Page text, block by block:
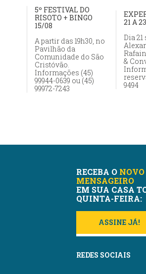
5º FESTIVAL DO
RISOTO + BINGO
15/08
A partir das 19h30, no
Pavilhão da
Comunidade do São
Cristóvão.
Informações (45)
99944-0639 ou (45)
99972-7243
21 A
Dia
&
9494
RECEBA O NOVO
MENSAGEIRO
EM SUA CASA
QUINTA-FEIRA:
ASSINE JÁ!
REDES SOCIAIS